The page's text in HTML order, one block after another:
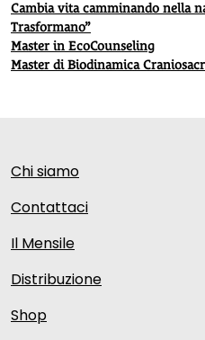
Cambia vita camminando nella
Trasformano”
Master in EcoCounseling
Master di Biodinamica
Chi siamo
Contattaci
Il Mensile
Distribuzione
Shop